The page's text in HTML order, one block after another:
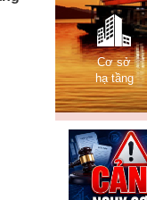
Cơ sở
hạ tầng